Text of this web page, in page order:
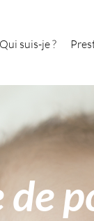
Qui suis-je ?